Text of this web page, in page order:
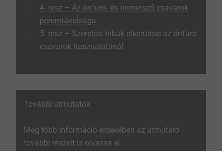
4. rész – Az önfúró- és önmetsző csavarok
peremtávolsága
5. rész – Szerelési hibák elkerülése az önfúró
csavarok használatánál
További útmutatók
Még több információ érdekében az útmutató
további részeit is olvassa el.